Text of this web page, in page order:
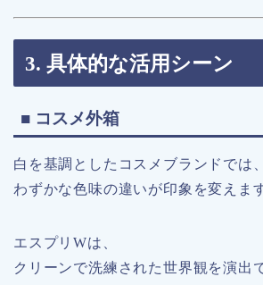
3. 具体的な活用シーン
■ コスメ外箱
白を基調としたコスメブランドでは、
わずかな色味の違いが印象を変えま
エスプリWは、
クリーンで洗練された世界観を演出